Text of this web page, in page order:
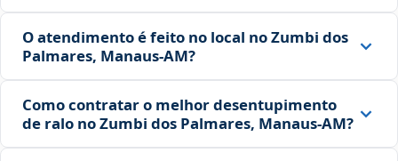
O atendimento é feito no local no Zumbi dos
Palmares, Manaus‑AM?
Como contratar o melhor desentupimento
de ralo no Zumbi dos Palmares, Manaus‑AM?